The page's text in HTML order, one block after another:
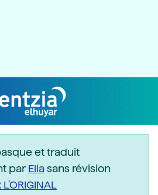
et traduit
parEliasans révision
L'ORIGINAL